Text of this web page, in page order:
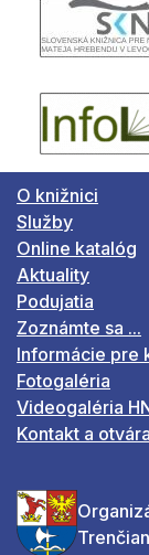
O knižnici
Služby
Online katalóg
Aktuality
Podujatia
Zoznámte sa ...
Informácie pre
Fotogaléria
Videogaléria
Kontakt a